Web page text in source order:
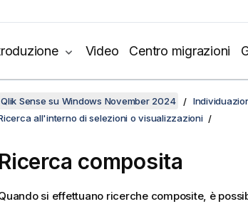
Video Centro migrazioni
Qlik Sense su Windows November 2024
all'interno di selezioni o visualizzazioni
Ricerca composita
si effettuano ricerche composite, è